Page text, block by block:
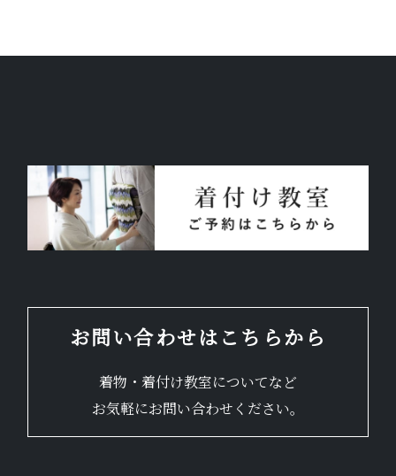
お問い合わせはこちらから
着物・着付け教室についてなど
お気軽にお問い合わせください。